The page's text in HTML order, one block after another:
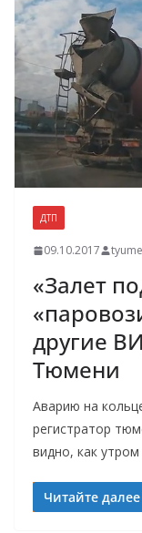
ДТП
09.10.2017
«Залет
другие
Тюмени
Аварию на
регистратор
видно, как
Читайте далее